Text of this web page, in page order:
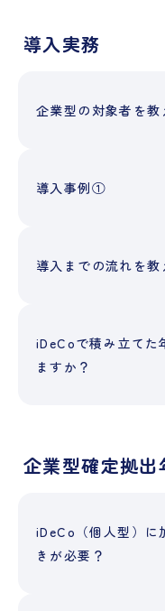
導入実務
企業型の対象者を教
導入事例①
導入までの流れを教
iDeCoで積み立てた
ますか？
企業型確定拠
iDeCo（個人型）に
きが必要？